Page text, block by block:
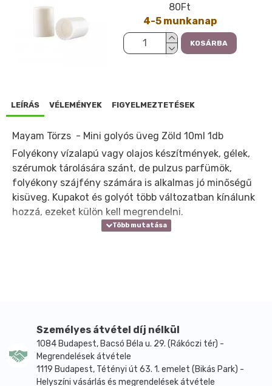
80Ft
4-5 munkanap
KOSÁRBA
LEÍRÁS VÉLEMÉNYEK FIGYELMEZTETÉSEK
Mayam Törzs - Mini golyós üveg Zöld 10ml 1db
Folyékony vízalapú vagy olajos készítmények, gélek,
szérumok tárolására szánt, de pulzus parfümök,
folyékony szájfény számára is alkalmas jó minőségű
kisüveg. Kupakot és golyót több változatban kínálunk
hozzá, ezeket külön kell megrendelni.
Személyes átvétel díj nélkül
1084 Budapest, Bacsó Béla u. 29. (Rákóczi tér) -
Megrendelések átvétele
1119 Budapest, Tétényi út 63. 1. emelet (Bikás Park) -
Helyszíni vásárlás és megrendelések átvétele